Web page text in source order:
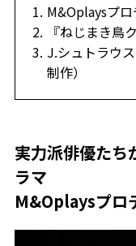
M&Oplaysプロ
『ねじまき鳥
J.シュトラウ
制作）
実力派俳優たち
ラマ
M&Oplaysプロ